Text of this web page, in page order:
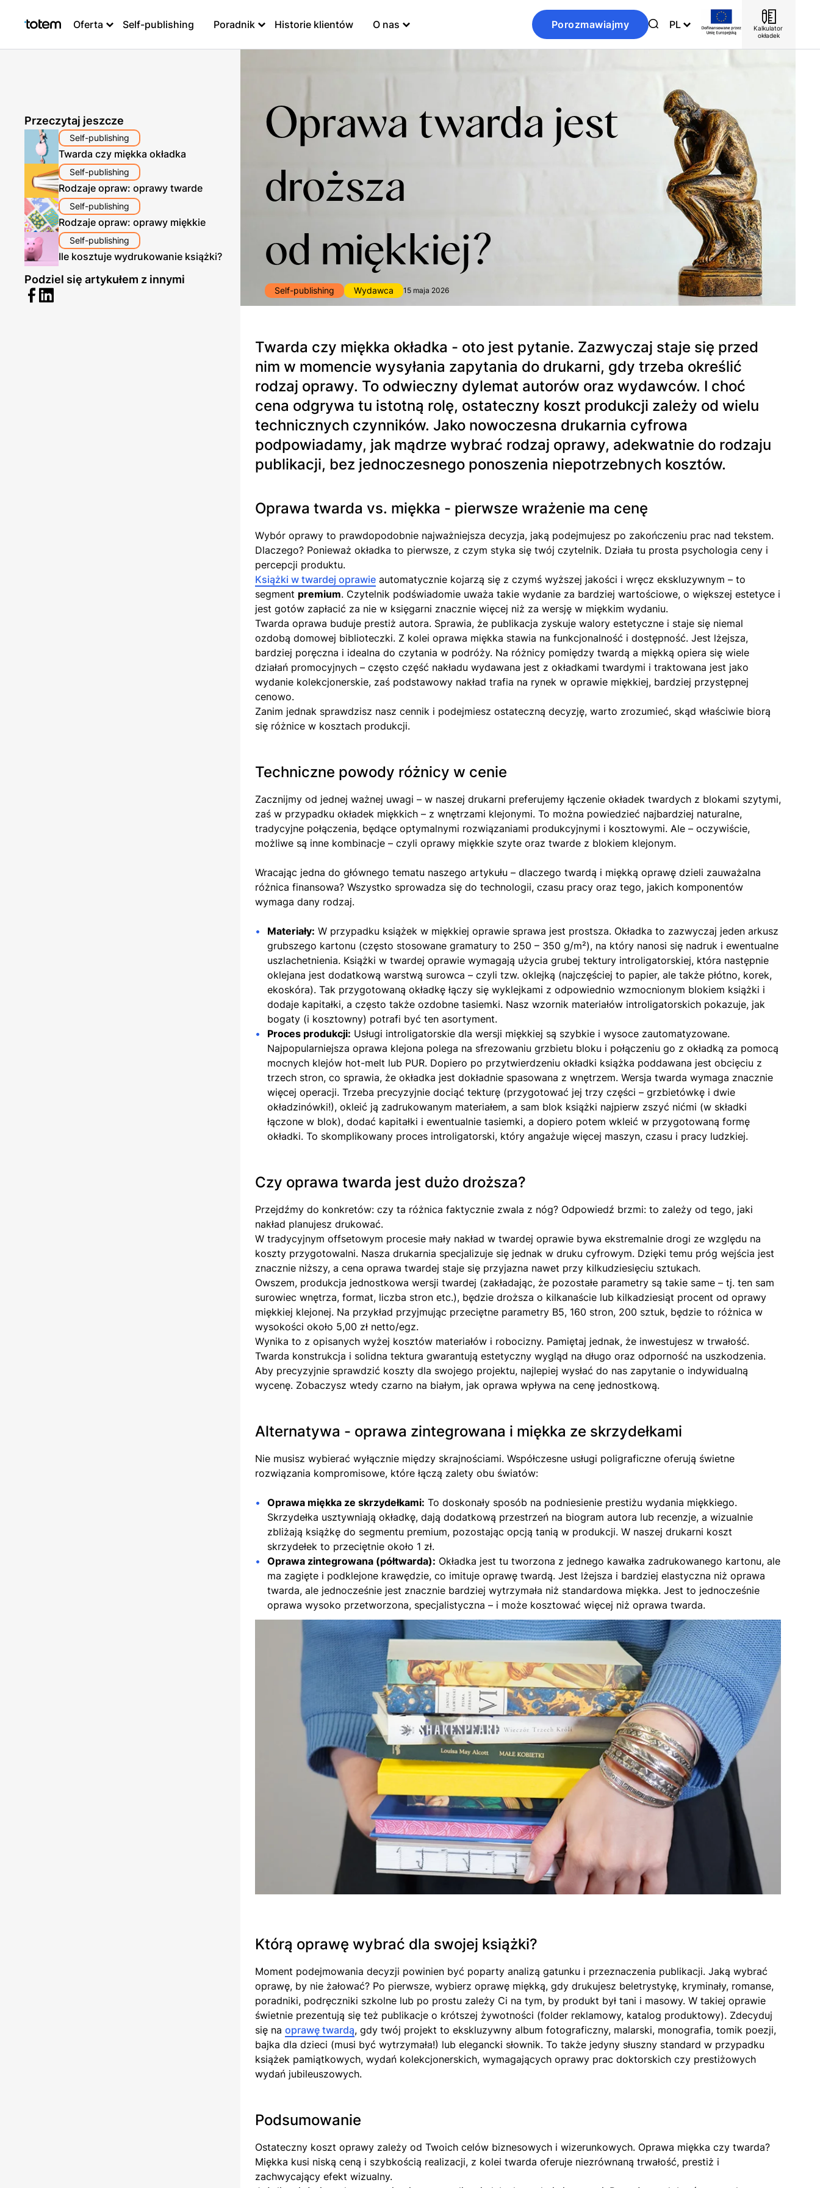
Oferta Self-publishing Poradnik Historie klientów O nas Porozmawiajmy PL
Kalkulator
okładek
Przeczytaj jeszcze
Self-publishing
Twarda czy miękka okładka
Self-publishing
Rodzaje opraw: oprawy twarde
Self-publishing
Rodzaje opraw: oprawy miękkie
Self-publishing
Ile kosztuje wydrukowanie książki?
Podziel się artykułem z innymi
Oprawa twarda jest
droższa
od miękkiej?
Self-publishing Wydawca 15 maja 2026
Twarda czy miękka okładka - oto jest pytanie. Zazwyczaj staje się przed
nim w momencie wysyłania zapytania do drukarni, gdy trzeba określić
rodzaj oprawy. To odwieczny dylemat autorów oraz wydawców. I choć
cena odgrywa tu istotną rolę, ostateczny koszt produkcji zależy od wielu
technicznych czynników. Jako nowoczesna drukarnia cyfrowa
podpowiadamy, jak mądrze wybrać rodzaj oprawy, adekwatnie do rodzaju
publikacji, bez jednoczesnego ponoszenia niepotrzebnych kosztów.
Oprawa twarda vs. miękka - pierwsze wrażenie ma cenę
Wybór oprawy to prawdopodobnie najważniejsza decyzja, jaką podejmujesz po zakończeniu prac nad tekstem.
Dlaczego? Ponieważ okładka to pierwsze, z czym styka się twój czytelnik. Działa tu prosta psychologia ceny i
percepcji produktu.
Książki w twardej oprawie automatycznie kojarzą się z czymś wyższej jakości i wręcz ekskluzywnym – to
segment premium. Czytelnik podświadomie uważa takie wydanie za bardziej wartościowe, o większej estetyce i
jest gotów zapłacić za nie w księgarni znacznie więcej niż za wersję w miękkim wydaniu.
Twarda oprawa buduje prestiż autora. Sprawia, że publikacja zyskuje walory estetyczne i staje się niemal
ozdobą domowej biblioteczki. Z kolei oprawa miękka stawia na funkcjonalność i dostępność. Jest lżejsza,
bardziej poręczna i idealna do czytania w podróży. Na różnicy pomiędzy twardą a miękką opiera się wiele
działań promocyjnych – często część nakładu wydawana jest z okładkami twardymi i traktowana jest jako
wydanie kolekcjonerskie, zaś podstawowy nakład trafia na rynek w oprawie miękkiej, bardziej przystępnej
cenowo.
Zanim jednak sprawdzisz nasz cennik i podejmiesz ostateczną decyzję, warto zrozumieć, skąd właściwie biorą
się różnice w kosztach produkcji.
Techniczne powody różnicy w cenie
Zacznijmy od jednej ważnej uwagi – w naszej drukarni preferujemy łączenie okładek twardych z blokami szytymi,
zaś w przypadku okładek miękkich – z wnętrzami klejonymi. To można powiedzieć najbardziej naturalne,
tradycyjne połączenia, będące optymalnymi rozwiązaniami produkcyjnymi i kosztowymi. Ale – oczywiście,
możliwe są inne kombinacje – czyli oprawy miękkie szyte oraz twarde z blokiem klejonym.
Wracając jedna do głównego tematu naszego artykułu – dlaczego twardą i miękką oprawę dzieli zauważalna
różnica finansowa? Wszystko sprowadza się do technologii, czasu pracy oraz tego, jakich komponentów
wymaga dany rodzaj.
Materiały: W przypadku książek w miękkiej oprawie sprawa jest prostsza. Okładka to zazwyczaj jeden arkusz
grubszego kartonu (często stosowane gramatury to 250 – 350 g/m²), na który nanosi się nadruk i ewentualne
uszlachetnienia. Książki w twardej oprawie wymagają użycia grubej tektury introligatorskiej, która następnie
oklejana jest dodatkową warstwą surowca – czyli tzw. oklejką (najczęściej to papier, ale także płótno, korek,
ekoskóra). Tak przygotowaną okładkę łączy się wyklejkami z odpowiednio wzmocnionym blokiem książki i
dodaje kapitałki, a często także ozdobne tasiemki. Nasz wzornik materiałów introligatorskich pokazuje, jak
bogaty (i kosztowny) potrafi być ten asortyment.
Proces produkcji: Usługi introligatorskie dla wersji miękkiej są szybkie i wysoce zautomatyzowane.
Najpopularniejsza oprawa klejona polega na sfrezowaniu grzbietu bloku i połączeniu go z okładką za pomocą
mocnych klejów hot-melt lub PUR. Dopiero po przytwierdzeniu okładki książka poddawana jest obcięciu z
trzech stron, co sprawia, że okładka jest dokładnie spasowana z wnętrzem. Wersja twarda wymaga znacznie
więcej operacji. Trzeba precyzyjnie dociąć tekturę (przygotować jej trzy części – grzbietówkę i dwie
okładzinówki!), okleić ją zadrukowanym materiałem, a sam blok książki najpierw zszyć nićmi (w składki
łączone w blok), dodać kapitałki i ewentualnie tasiemki, a dopiero potem wkleić w przygotowaną formę
okładki. To skomplikowany proces introligatorski, który angażuje więcej maszyn, czasu i pracy ludzkiej.
Czy oprawa twarda jest dużo droższa?
Przejdźmy do konkretów: czy ta różnica faktycznie zwala z nóg? Odpowiedź brzmi: to zależy od tego, jaki
nakład planujesz drukować.
W tradycyjnym offsetowym procesie mały nakład w twardej oprawie bywa ekstremalnie drogi ze względu na
koszty przygotowalni. Nasza drukarnia specjalizuje się jednak w druku cyfrowym. Dzięki temu próg wejścia jest
znacznie niższy, a cena oprawa twardej staje się przyjazna nawet przy kilkudziesięciu sztukach.
Owszem, produkcja jednostkowa wersji twardej (zakładając, że pozostałe parametry są takie same – tj. ten sam
surowiec wnętrza, format, liczba stron etc.), będzie droższa o kilkanaście lub kilkadziesiąt procent od oprawy
miękkiej klejonej. Na przykład przyjmując przeciętne parametry B5, 160 stron, 200 sztuk, będzie to różnica w
wysokości około 5,00 zł netto/egz.
Wynika to z opisanych wyżej kosztów materiałów i robocizny. Pamiętaj jednak, że inwestujesz w trwałość.
Twarda konstrukcja i solidna tektura gwarantują estetyczny wygląd na długo oraz odporność na uszkodzenia.
Aby precyzyjnie sprawdzić koszty dla swojego projektu, najlepiej wysłać do nas zapytanie o indywidualną
wycenę. Zobaczysz wtedy czarno na białym, jak oprawa wpływa na cenę jednostkową.
Alternatywa - oprawa zintegrowana i miękka ze skrzydełkami
Nie musisz wybierać wyłącznie między skrajnościami. Współczesne usługi poligraficzne oferują świetne
rozwiązania kompromisowe, które łączą zalety obu światów:
Oprawa miękka ze skrzydełkami: To doskonały sposób na podniesienie prestiżu wydania miękkiego.
Skrzydełka usztywniają okładkę, dają dodatkową przestrzeń na biogram autora lub recenzje, a wizualnie
zbliżają książkę do segmentu premium, pozostając opcją tanią w produkcji. W naszej drukarni koszt
skrzydełek to przeciętnie około 1 zł.
Oprawa zintegrowana (półtwarda): Okładka jest tu tworzona z jednego kawałka zadrukowanego kartonu, ale
ma zagięte i podklejone krawędzie, co imituje oprawę twardą. Jest lżejsza i bardziej elastyczna niż oprawa
twarda, ale jednocześnie jest znacznie bardziej wytrzymała niż standardowa miękka. Jest to jednocześnie
oprawa wysoko przetworzona, specjalistyczna – i może kosztować więcej niż oprawa twarda.
Którą oprawę wybrać dla swojej książki?
Moment podejmowania decyzji powinien być poparty analizą gatunku i przeznaczenia publikacji. Jaką wybrać
oprawę, by nie żałować? Po pierwsze, wybierz oprawę miękką, gdy drukujesz beletrystykę, kryminały, romanse,
poradniki, podręczniki szkolne lub po prostu zależy Ci na tym, by produkt był tani i masowy. W takiej oprawie
świetnie prezentują się też publikacje o krótszej żywotności (folder reklamowy, katalog produktowy). Zdecyduj
się na oprawę twardą, gdy twój projekt to ekskluzywny album fotograficzny, malarski, monografia, tomik poezji,
bajka dla dzieci (musi być wytrzymała!) lub elegancki słownik. To także jedyny słuszny standard w przypadku
książek pamiątkowych, wydań kolekcjonerskich, wymagających oprawy prac doktorskich czy prestiżowych
wydań jubileuszowych.
Podsumowanie
Ostateczny koszt oprawy zależy od Twoich celów biznesowych i wizerunkowych. Oprawa miękka czy twarda?
Miękka kusi niską ceną i szybkością realizacji, z kolei twarda oferuje niezrównaną trwałość, prestiż i
zachwycający efekt wizualny.